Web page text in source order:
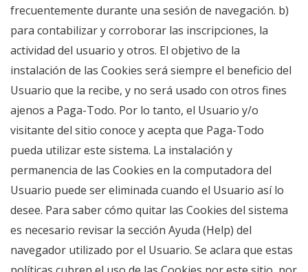
frecuentemente durante una sesión de navegación. b)
para contabilizar y corroborar las inscripciones, la
actividad del usuario y otros. El objetivo de la
instalación de las Cookies será siempre el beneficio del
Usuario que la recibe, y no será usado con otros fines
ajenos a Paga-Todo. Por lo tanto, el Usuario y/o
visitante del sitio conoce y acepta que Paga-Todo
pueda utilizar este sistema. La instalación y
permanencia de las Cookies en la computadora del
Usuario puede ser eliminada cuando el Usuario así lo
desee. Para saber cómo quitar las Cookies del sistema
es necesario revisar la sección Ayuda (Help) del
navegador utilizado por el Usuario. Se aclara que estas